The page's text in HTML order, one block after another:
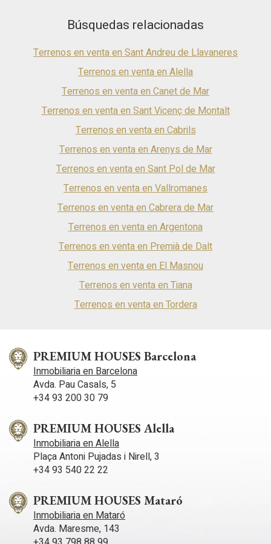
Búsquedas relacionadas
Terrenos en venta en Sant Andreu de Llavaneres
Terrenos en venta en Alella
Terrenos en venta en Canet de Mar
Terrenos en venta en Sant Vicenç de Montalt
Terrenos en venta en Cabrils
Terrenos en venta en Arenys de Mar
Terrenos en venta en Sant Pol de Mar
Terrenos en venta en Vallromanes
Terrenos en venta en Cabrera de Mar
Terrenos en venta en Argentona
Terrenos en venta en Premià de Dalt
Terrenos en venta en El Masnou
Terrenos en venta en Tiana
Terrenos en venta en Tordera
PREMIUM HOUSES Barcelona
Inmobiliaria en Barcelona
Avda. Pau Casals, 5
+34 93 200 30 79
PREMIUM HOUSES Alella
Inmobiliaria en Alella
Plaça Antoni Pujadas i Nirell, 3
+34 93 540 22 22
PREMIUM HOUSES Mataró
Inmobiliaria en Mataró
Avda. Maresme, 143